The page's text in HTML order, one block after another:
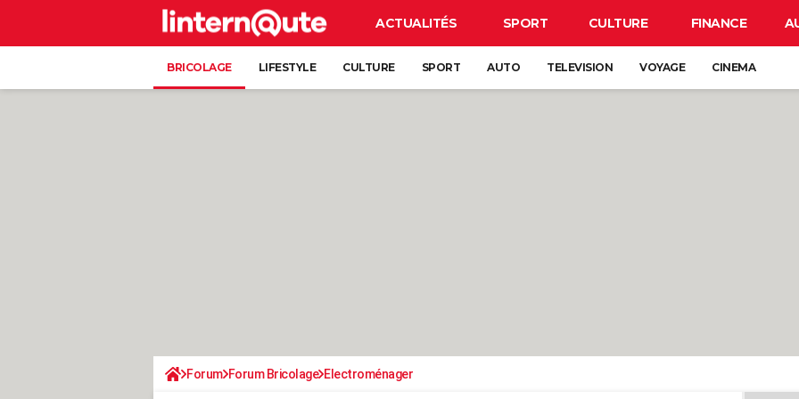
ACTUALITÉS SPORT CULTURE FINANCE
BRICOLAGE LIFESTYLE CULTURE SPORT AUTO TELEVISION VOYAGE CINEMA
Forum Forum Bricolage Electroménager